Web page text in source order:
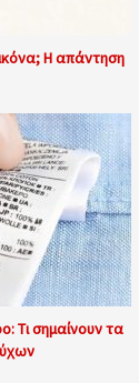
Η απάντηση
Τι σημαίνουν τα